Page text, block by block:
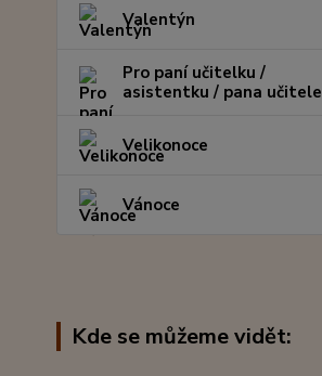
Valentýn
Pro paní učitelku /
asistentku / pana učitele
Velikonoce
Vánoce
Kde se můžeme vidět: